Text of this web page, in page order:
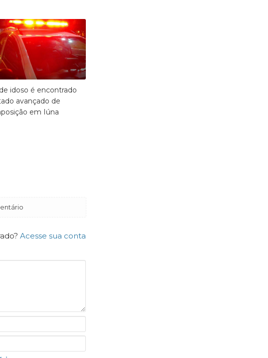
idoso é encontrado
avançado de
em Iúna
Acesse sua conta